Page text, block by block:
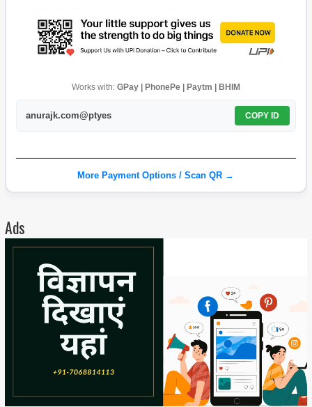
Works with: GPay | PhonePe | Paytm | BHIM
anurajk.com@ptyes COPY ID
More Payment Options / Scan QR →
Ads